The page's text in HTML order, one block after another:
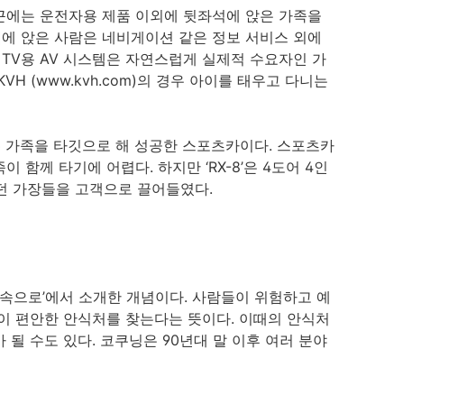
는 운전자용 제품 이외에 뒷좌석에 앉은 가족을
앉은 사람은 네비게이션 같은 정보 서비스 외에
용 AV 시스템은 자연스럽게 실제적 수요자인 가
(www.kvh.com)의 경우 아이를 태우고 다니는
가족을 타깃으로 해 성공한 스포츠카이다. 스포츠카
함께 타기에 어렵다. 하지만 ‘RX-8’은 4도어 4인
가장들을 고객으로 끌어들였다.
로’에서 소개한 개념이다. 사람들이 위험하고 예
편안한 안식처를 찾는다는 뜻이다. 이때의 안식처
될 수도 있다. 코쿠닝은 90년대 말 이후 여러 분야